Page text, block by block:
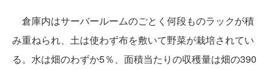
倉庫内はサーバールームのごとく何段ものラックが積
み重ねられ、土は使わず布を敷いて野菜が栽培されてい
る。水は畑のわずか5％、面積当たりの収穫量は畑の390